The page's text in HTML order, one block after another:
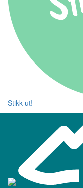
Stikk ut!